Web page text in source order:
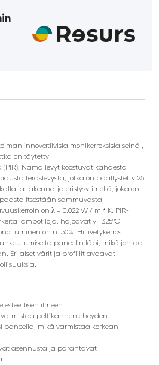
innovatiivisia monikerroksisia seinä-,
on täytetty
Nämä levyt koostuvat kahdesta
teräslevystä, jotka on päällystetty 25
ja rakenne- ja eristysytimellä, joka on
itsestään sammuvasta
on λ = 0,022 W / m * K. PIR-
lämpötiloja, hajoavat yli 325ºC
on n. 50%. Hiilivetykerros
paneelin läpi, mikä johtaa
Erilaiset värit ja profiilit avaavat
esteettisen ilmeen
peltikannen eheyden
paneelia, mikä varmistaa korkean
asennusta ja parantavat